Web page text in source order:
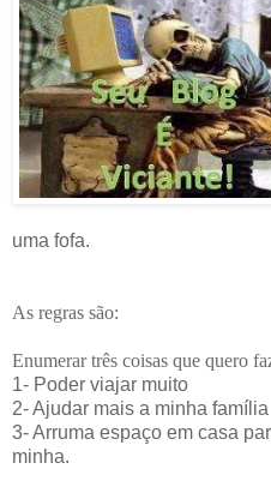
uma fofa.
As regras são:
Enumerar três coisas que quero
1- Poder viajar muito
2- Ajudar mais a minha família
3- Arruma espaço em casa
minha.